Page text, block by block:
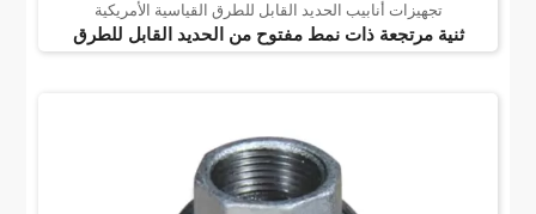
تجهيزات أنابيب الحديد القابل للطرق القياسية الأمريكية
ثنية مرتجعة ذات نمط مفتوح من الحديد القابل للطرق